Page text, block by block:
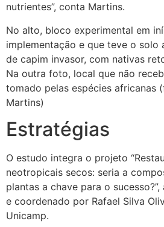
nutrientes”, conta Martins.
No alto, bloco experimental em
implementação e que teve o
de capim invasor, com nativas
Na outra foto, local que não
tomado pelas espécies africanas
Martins)
Estratégias
O estudo integra o projeto
neotropicais secos: seria a
plantas a chave para o
e coordenado por Rafael Silva
Unicamp.